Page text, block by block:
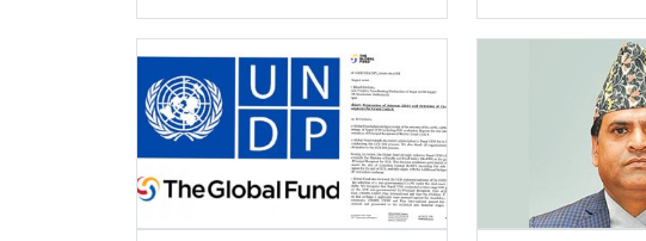
विभाग विज्ञान… सहसचिवको